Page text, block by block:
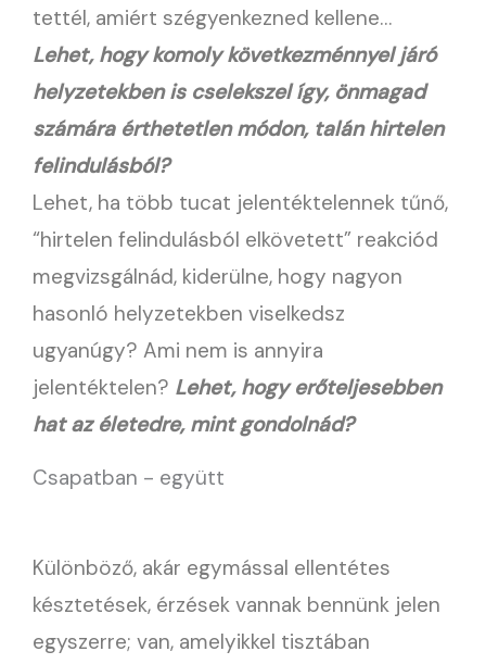
tettél, amiért szégyenkezned kellene…
Lehet, hogy komoly következménnyel járó
helyzetekben is cselekszel így, önmagad
számára érthetetlen módon, talán hirtelen
felindulásból?
Lehet, ha több tucat jelentéktelennek tűnő,
“hirtelen felindulásból elkövetett” reakciód
megvizsgálnád, kiderülne, hogy nagyon
hasonló helyzetekben viselkedsz
ugyanúgy? Ami nem is annyira
jelentéktelen? Lehet, hogy erőteljesebben
hat az életedre, mint gondolnád?
Csapatban - együtt
Különböző, akár egymással ellentétes
késztetések, érzések vannak bennünk jelen
egyszerre; van, amelyikkel tisztában